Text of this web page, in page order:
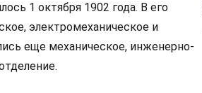
1 октября 1902 года. В его
электромеханическое и
еще механическое, инженерно-